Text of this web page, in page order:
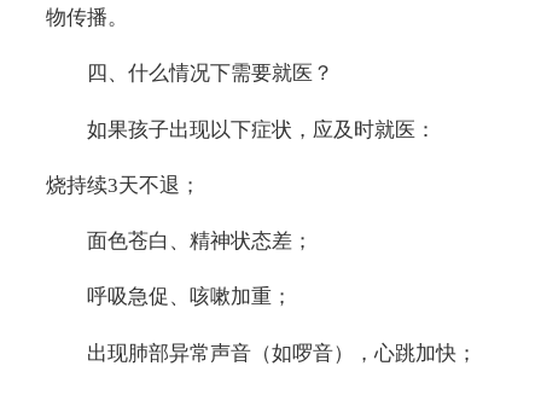
物传播。
四、什么情况下需要就医？
如果孩子出现以下症状，应及时就医：
烧持续3天不退；
面色苍白、精神状态差；
呼吸急促、咳嗽加重；
出现肺部异常声音（如啰音），心跳加快；